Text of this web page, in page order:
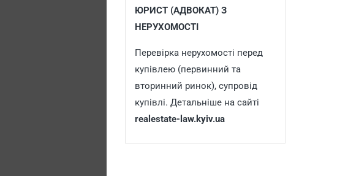
ЮРИСТ (АДВОКАТ) З
НЕРУХОМОСТІ
Перевірка нерухомості перед
купівлею (первинний та
вторинний ринок), супровід
купівлі. Детальніше на сайті
realestate-law.kyiv.ua